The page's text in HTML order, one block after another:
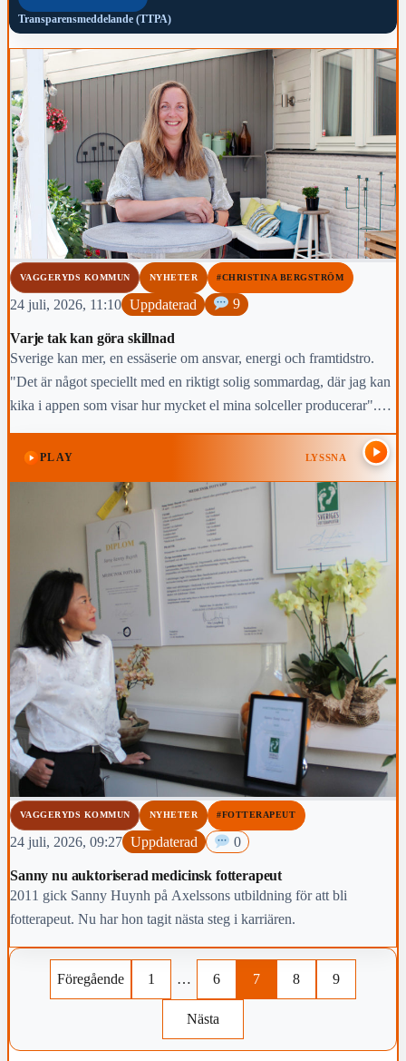
Transparensmeddelande (TTPA)
VAGGERYDS KOMMUN NYHETER #CHRISTINA BERGSTRÖM
24 juli, 2026, 11:10 Uppdaterad 9
Varje tak kan göra skillnad
Sverige kan mer, en essäserie om ansvar, energi och framtidstro.
"Det är något speciellt med en riktigt solig sommardag, där jag kan
kika i appen som visar hur mycket el mina solceller producerar".
Läs den andra delen av Christina Bergströms essäserie här.
PLAY LYSSNA
VAGGERYDS KOMMUN NYHETER #FOTTERAPEUT
24 juli, 2026, 09:27 Uppdaterad 0
Sanny nu auktoriserad medicinsk fotterapeut
2011 gick Sanny Huynh på Axelssons utbildning för att bli
fotterapeut. Nu har hon tagit nästa steg i karriären.
Föregående 1 … 6 7 8 9
Nästa